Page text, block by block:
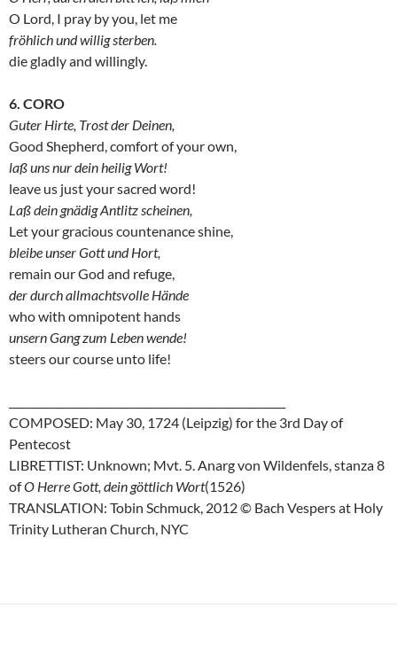
O Lord, I pray by you, let me
fröhlich und willig sterben.
die gladly and willingly.
6. CORO
Guter Hirte, Trost der Deinen,
Good Shepherd, comfort of your own,
laß uns nur dein heilig Wort!
leave us just your sacred word!
Laß dein gnädig Antlitz scheinen,
Let your gracious countenance shine,
bleibe unser Gott und Hort,
remain our God and refuge,
der durch allmachtsvolle Hände
who with omnipotent hands
unsern Gang zum Leben wende!
steers our course unto life!
COMPOSED: May 30, 1724 (Leipzig) for the 3rd Day of
Pentecost
LIBRETTIST: Unknown; Mvt. 5. Anarg von Wildenfels, stanza 8
ofO Herre Gott, dein göttlich Wort(1526)
TRANSLATION: Tobin Schmuck, 2012 © Bach Vespers at Holy
Trinity Lutheran Church, NYC